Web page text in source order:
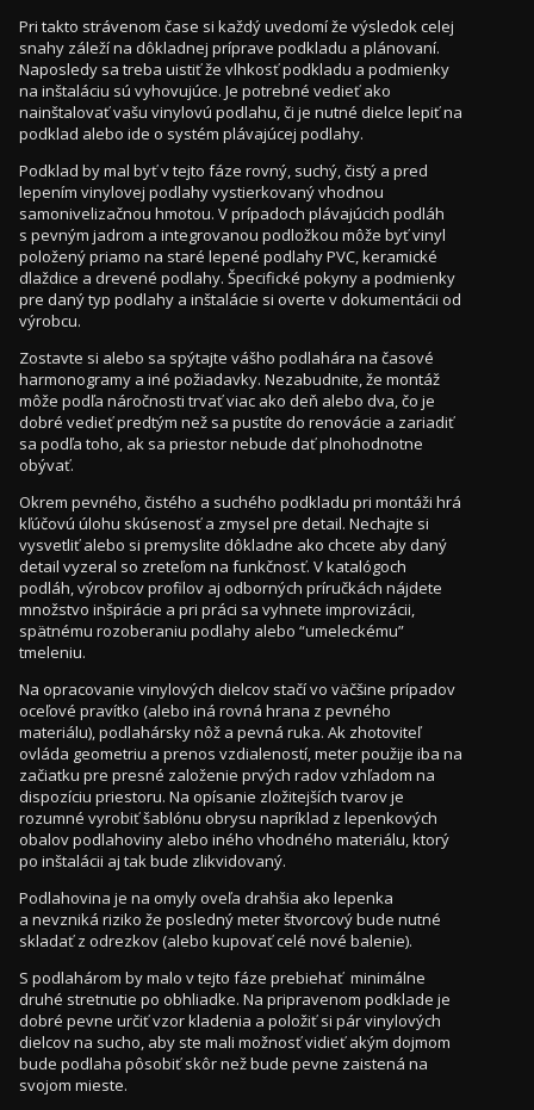
Pri takto strávenom čase si každý uvedomí že výsledok celej
snahy záleží na dôkladnej príprave podkladu a plánovaní.
Naposledy sa treba uistiť že vlhkosť podkladu a podmienky
na inštaláciu sú vyhovujúce. Je potrebné vedieť ako
nainštalovať vašu vinylovú podlahu, či je nutné dielce lepiť na
podklad alebo ide o systém plávajúcej podlahy.
Podklad by mal byť v tejto fáze rovný, suchý, čistý a pred
lepením vinylovej podlahy vystierkovaný vhodnou
samonivelizačnou hmotou. V prípadoch plávajúcich podláh
s pevným jadrom a integrovanou podložkou môže byť vinyl
položený priamo na staré lepené podlahy PVC, keramické
dlaždice a drevené podlahy. Špecifické pokyny a podmienky
pre daný typ podlahy a inštalácie si overte v dokumentácii od
výrobcu.
Zostavte si alebo sa spýtajte vášho podlahára na časové
harmonogramy a iné požiadavky. Nezabudnite, že montáž
môže podľa náročnosti trvať viac ako deň alebo dva, čo je
dobré vedieť predtým než sa pustíte do renovácie a zariadiť
sa podľa toho, ak sa priestor nebude dať plnohodnotne
obývať.
Okrem pevného, čistého a suchého podkladu pri montáži hrá
kľúčovú úlohu skúsenosť a zmysel pre detail. Nechajte si
vysvetliť alebo si premyslite dôkladne ako chcete aby daný
detail vyzeral so zreteľom na funkčnosť. V katalógoch
podláh, výrobcov profilov aj odborných príručkách nájdete
množstvo inšpirácie a pri práci sa vyhnete improvizácii,
spätnému rozoberaniu podlahy alebo “umeleckému”
tmeleniu.
Na opracovanie vinylových dielcov stačí vo väčšine prípadov
oceľové pravítko (alebo iná rovná hrana z pevného
materiálu), podlahársky nôž a pevná ruka. Ak zhotoviteľ
ovláda geometriu a prenos vzdialeností, meter použije iba na
začiatku pre presné založenie prvých radov vzhľadom na
dispozíciu priestoru. Na opísanie zložitejších tvarov je
rozumné vyrobiť šablónu obrysu napríklad z lepenkových
obalov podlahoviny alebo iného vhodného materiálu, ktorý
po inštalácii aj tak bude zlikvidovaný.
Podlahovina je na omyly oveľa drahšia ako lepenka
a nevzniká riziko že posledný meter štvorcový bude nutné
skladať z odrezkov (alebo kupovať celé nové balenie).
S podlahárom by malo v tejto fáze prebiehať minimálne
druhé stretnutie po obhliadke. Na pripravenom podklade je
dobré pevne určiť vzor kladenia a položiť si pár vinylových
dielcov na sucho, aby ste mali možnosť vidieť akým dojmom
bude podlaha pôsobiť skôr než bude pevne zaistená na
svojom mieste.